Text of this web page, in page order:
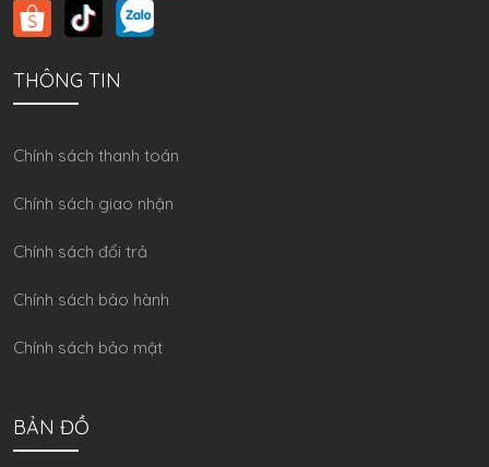
THÔNG TIN
Chính sách thanh toán
Chính sách giao nhận
Chính sách đổi trả
Chính sách bảo hành
Chính sách bảo mật
BẢN ĐỒ